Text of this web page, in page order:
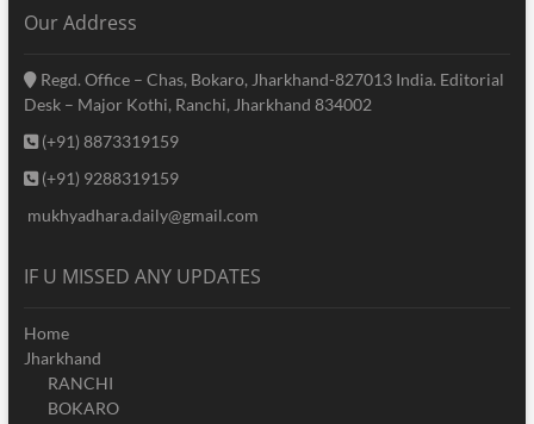
Our Address
Regd. Office – Chas, Bokaro, Jharkhand-827013 India. Editorial
Desk – Major Kothi, Ranchi, Jharkhand 834002
(+91) 8873319159
(+91) 9288319159
mukhyadhara.daily@gmail.com
IF U MISSED ANY UPDATES
Home
Jharkhand
RANCHI
BOKARO